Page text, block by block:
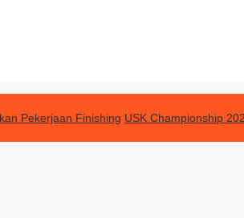
Pekerjaan Finishing USK Championship